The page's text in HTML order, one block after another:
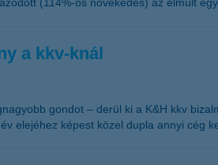
a kkv-knál
gondot – derül ki a K&H kkv
elejéhez képest közel dupla annyi cég